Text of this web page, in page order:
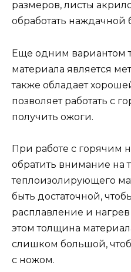
размеров, листы
обработать
Еще одним вариантом
материала является
также обладает
позволяет работать с
получить ожоги.
При работе с горячим
обратить внимание на
теплоизолирующего
быть достаточной,
расплавление и
этом толщина
слишком большой,
с ножом.